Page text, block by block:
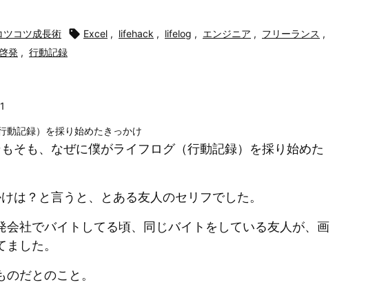
ツコツ成長術  Excel , lifehack , lifelog , エンジニア , フリーランス ,
発 , 行動記録
動記録）を採り始めたきっかけ
そも、なぜに僕がライフログ（行動記録）を採り始めた
は？と言うと、とある友人のセリフでした。
会社でバイトしてる頃、同じバイトをしている友人が、画
した。
だとのこと。